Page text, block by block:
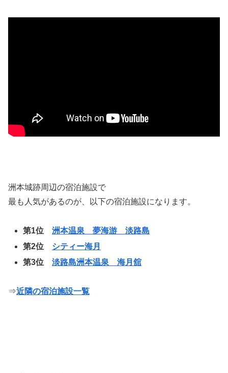
洲本城跡周辺の宿泊施設で
最も人気があるのが、以下の宿泊施設になります。
第1位洲本温泉 夢海游 淡路島
第2位 シティー海月
第3位淡路島洲本温泉 海月舘
⇒近隣の宿泊施設一覧